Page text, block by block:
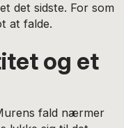
det sidste. For som
at falde.
og et
fald nærmer